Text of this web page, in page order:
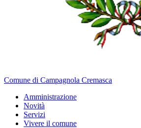
Comune di Campagnola Cremasca
Amministrazione
Novità
Servizi
Vivere il comune